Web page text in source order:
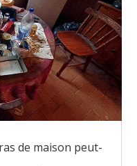
de maison peut-